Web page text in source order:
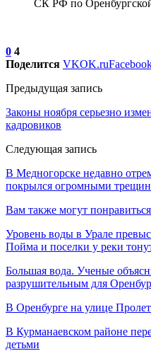
СК РФ по
0 4
Поделится VKOK.ru
Предыдущая запись
Законы ноября серьезно
кадровиков
Следующая запись
В Медногорске недавно
покрылся огромными
Вам также могут понравиться
Уровень воды в Урале
Пойма и поселки у реки
Большая вода. Ученые
разрушительным для
В Оренбурге на улице
В Курманаевском районе
детьми